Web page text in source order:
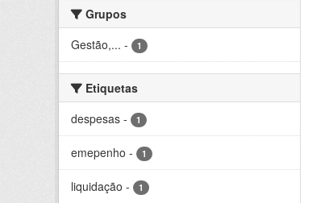
Grupos
Gestão,... - 1
Etiquetas
despesas - 1
emepenho - 1
liquidação - 1